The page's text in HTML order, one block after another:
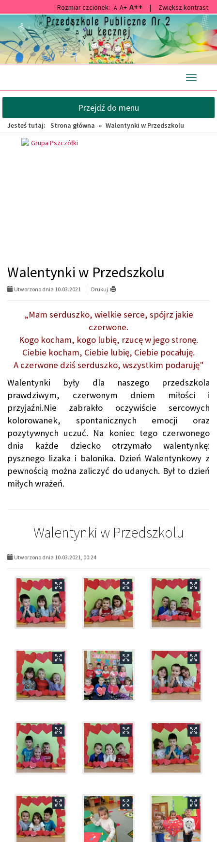
głównej
treści
wyszukiwarki
Rozmiar czcionek: A A+ A++ | Zwiększ kontrast
Przełącz
Przejdź do menu
Jesteś tutaj: Strona główna » Walentynki w Przedszkolu
Walentynki w Przedszkolu
Utworzono dnia 10.03.2021 Drukuj
„Mam serduszko, wielkie serce, spójrz jakie
czerwone.
Kogo kocham, kogo lubię, rzucę w jego stronę.
Ciebie kocham, Ciebie lubię, Ciebie pocałuję.
A czerwone dziś serduszko, wszystkim podaruję"
Walentynki były dla naszego przedszkola
prawdziwym, czerwonym dniem miłości i
przyjaźni.Nie zabrakło oczywiście sercowych
kolorowanek, spontanicznych emocji oraz
pozytywnych uczuć. Na koniec tego czerwonego
dnia każde dziecko otrzymało walentynkę:
pysznego lizaka i balonika. Dzień Walentynkowy z
pewnością można zaliczyć do udanych. Był to dzień
miłych wrażeń.
Walentynki w Przedszkolu
Utworzono dnia 10.03.2021, 00:24